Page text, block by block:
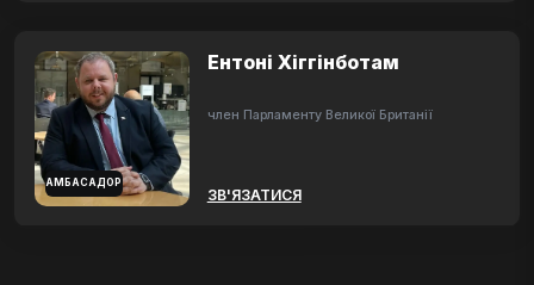
АМБАСАДОР
Ентоні Хіггінботам
член Парламенту Великої Британії
ЗВ'ЯЗАТИСЯ